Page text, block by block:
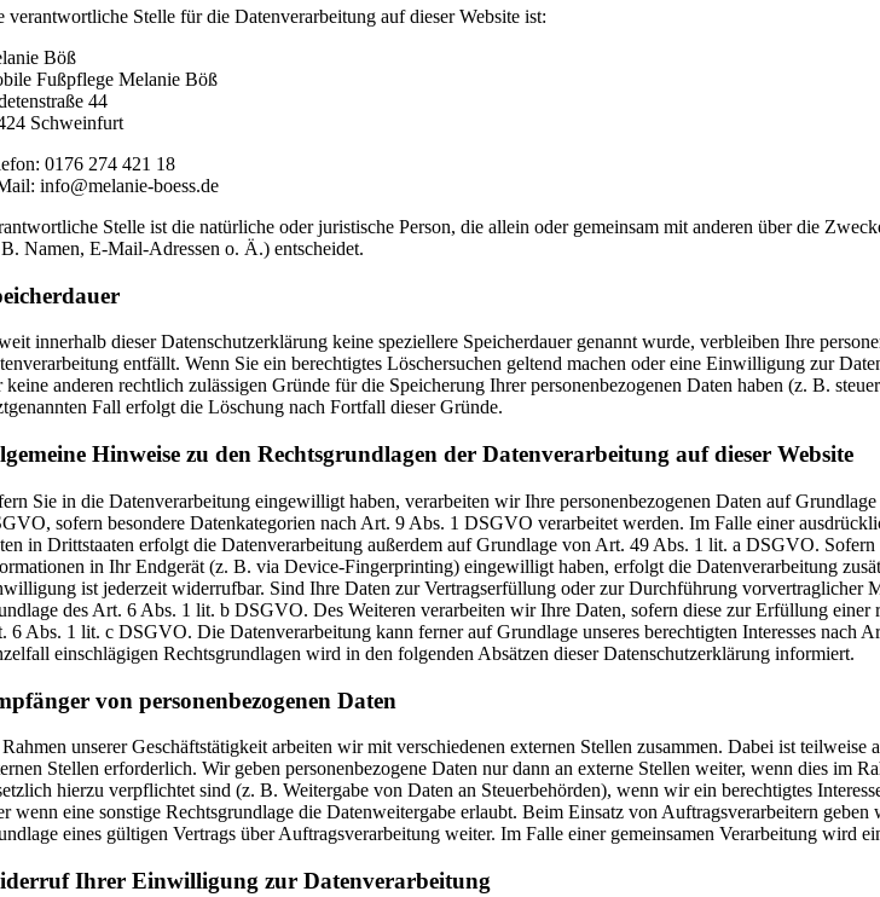
verantwortliche Stelle für die Datenverarbeitung auf dieser Website ist:
Böß
Fußpflege Melanie Böß
44
Schweinfurt
0176 274 421 18
info@melanie-boess.de
Stelle ist die natürliche oder juristische Person, die allein oder gemeinsam mit anderen über die
Namen, E-Mail-Adressen o. Ä.) entscheidet.
innerhalb dieser Datenschutzerklärung keine speziellere Speicherdauer genannt wurde, verbleiben Ihre
entfällt. Wenn Sie ein berechtigtes Löschersuchen geltend machen oder eine Einwilligung zur
keine anderen rechtlich zulässigen Gründe für die Speicherung Ihrer personenbezogenen Daten haben (z. B.
Fall erfolgt die Löschung nach Fortfall dieser Gründe.
Hinweise zu den Rechtsgrundlagen der Datenverarbeitung auf dieser Website
Sie in die Datenverarbeitung eingewilligt haben, verarbeiten wir Ihre personenbezogenen Daten auf
sofern besondere Datenkategorien nach Art. 9 Abs. 1 DSGVO verarbeitet werden. Im Falle einer
in Drittstaaten erfolgt die Datenverarbeitung außerdem auf Grundlage von Art. 49 Abs. 1 lit. a DSGVO.
in Ihr Endgerät (z. B. via Device-Fingerprinting) eingewilligt haben, erfolgt die Datenverarbeitung
ist jederzeit widerrufbar. Sind Ihre Daten zur Vertragserfüllung oder zur Durchführung vorvertraglicher
des Art. 6 Abs. 1 lit. b DSGVO. Des Weiteren verarbeiten wir Ihre Daten, sofern diese zur Erfüllung
6 Abs. 1 lit. c DSGVO. Die Datenverarbeitung kann ferner auf Grundlage unseres berechtigten Interesses
einschlägigen Rechtsgrundlagen wird in den folgenden Absätzen dieser Datenschutzerklärung informiert.
von personenbezogenen Daten
unserer Geschäftstätigkeit arbeiten wir mit verschiedenen externen Stellen zusammen. Dabei ist
Stellen erforderlich. Wir geben personenbezogene Daten nur dann an externe Stellen weiter, wenn dies im
hierzu verpflichtet sind (z. B. Weitergabe von Daten an Steuerbehörden), wenn wir ein berechtigtes
wenn eine sonstige Rechtsgrundlage die Datenweitergabe erlaubt. Beim Einsatz von Auftragsverarbeitern
eines gültigen Vertrags über Auftragsverarbeitung weiter. Im Falle einer gemeinsamen Verarbeitung wird
Ihrer Einwilligung zur Datenverarbeitung